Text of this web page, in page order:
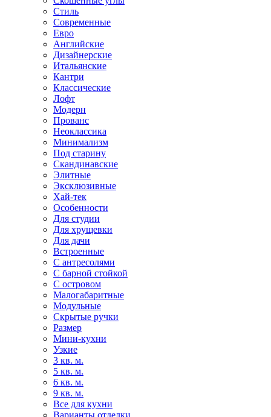
Стиль
Современные
Евро
Английские
Дизайнерские
Итальянские
Кантри
Классические
Лофт
Модерн
Прованс
Неоклассика
Минимализм
Под старину
Скандинавские
Элитные
Эксклюзивные
Хай-тек
Особенности
Для студии
Для хрущевки
Для дачи
Встроенные
С антресолями
С барной стойкой
С островом
Малогабаритные
Модульные
Скрытые ручки
Размер
Мини-кухни
Узкие
3 кв. м.
5 кв. м.
6 кв. м.
9 кв. м.
Все для кухни
Варианты отделки